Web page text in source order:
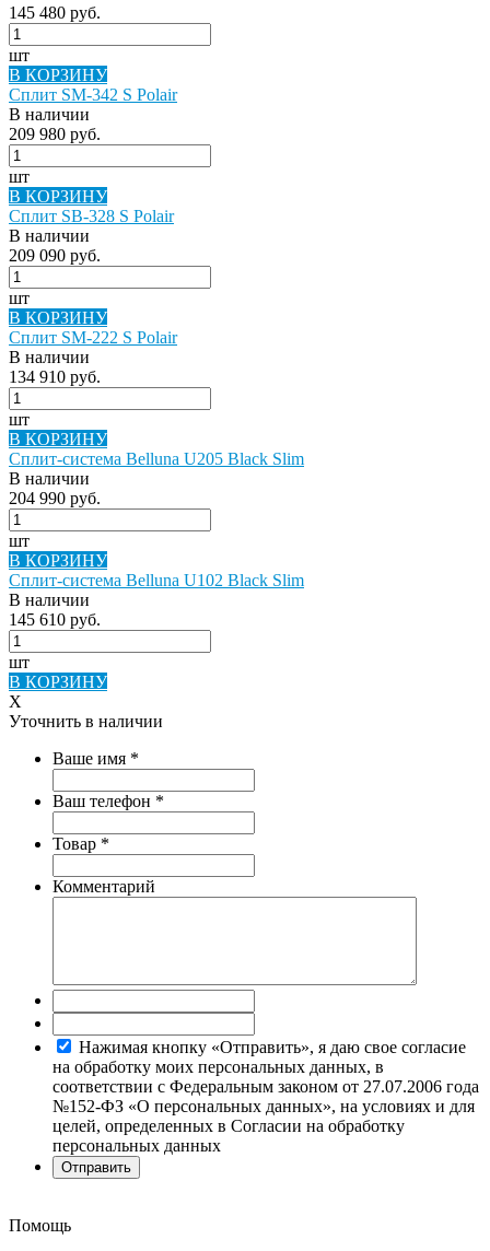
145 480 руб.
шт
В КОРЗИНУ
Сплит SM-342 S Polair
В наличии
209 980 руб.
шт
В КОРЗИНУ
Сплит SB-328 S Polair
В наличии
209 090 руб.
шт
В КОРЗИНУ
Сплит SM-222 S Polair
В наличии
134 910 руб.
шт
В КОРЗИНУ
Сплит-система Belluna U205 Black Slim
В наличии
204 990 руб.
шт
В КОРЗИНУ
Сплит-система Belluna U102 Black Slim
В наличии
145 610 руб.
шт
В КОРЗИНУ
X
Уточнить в наличии
Ваше имя *
Ваш телефон *
Товар *
Комментарий
Нажимая кнопку «Отправить», я даю свое согласие
на обработку моих персональных данных, в
соответствии с Федеральным законом от 27.07.2006 года
№152-ФЗ «О персональных данных», на условиях и для
целей, определенных в Согласии на обработку
персональных данных
Помощь